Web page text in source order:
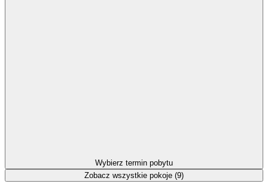
Wybierz termin pobytu
Zobacz wszystkie pokoje (9)